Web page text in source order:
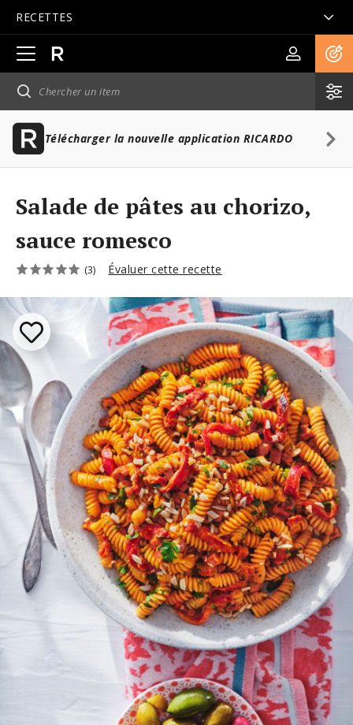
RECETTES
Ouvrir
la
navigation
principale
Télécharger la nouvelle application RICARDO
Salade de pâtes au chorizo,
sauce romesco
(3) Évaluer cette recette